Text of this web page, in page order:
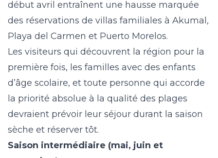
début avril entraînent une hausse marquée
des réservations de villas familiales à Akumal,
Playa del Carmen et Puerto Morelos.
Les visiteurs qui découvrent la région pour la
première fois, les familles avec des enfants
d’âge scolaire, et toute personne qui accorde
la priorité absolue à la qualité des plages
devraient prévoir leur séjour durant la saison
sèche et réserver tôt.
Saison intermédiaire (mai, juin et